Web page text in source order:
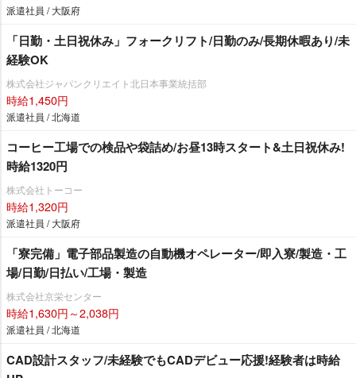
派遣社員 / 大阪府
「日勤・土日祝休み」フォークリフト/日勤のみ/長期休暇あり/未
経験OK
株式会社ジャパンクリエイト北日本事業統括部
時給1,450円
派遣社員 / 北海道
コーヒー工場での検品や袋詰め/お昼13時スタート&土日祝休み!
時給1320円
株式会社トーコー
時給1,320円
派遣社員 / 大阪府
「寮完備」電子部品製造の自動機オペレーター/即入寮/製造・工
場/日勤/日払い/工場・製造
株式会社京栄センター
時給1,630円～2,038円
派遣社員 / 北海道
CAD設計スタッフ/未経験でもCADデビュー応援!経験者は時給